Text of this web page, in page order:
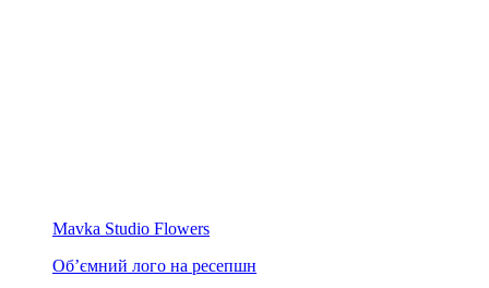
Mavka Studio Flowers
Об’ємний лого на ресепшн